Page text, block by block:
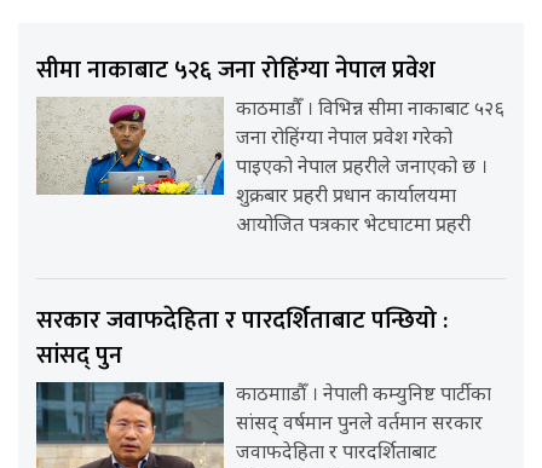
सीमा नाकाबाट ५२६ जना रोहिंग्या नेपाल प्रवेश
काठमाडौँ । विभिन्न सीमा नाकाबाट ५२६
जना रोहिंग्या नेपाल प्रवेश गरेको
पाइएको नेपाल प्रहरीले जनाएको छ ।
शुक्रबार प्रहरी प्रधान कार्यालयमा
आयोजित पत्रकार भेटघाटमा प्रहरी
सरकार जवाफदेहिता र पारदर्शिताबाट पन्छियो :
सांसद् पुन
काठमााडौँ । नेपाली कम्युनिष्ट पार्टीका
सांसद् वर्षमान पुनले वर्तमान सरकार
जवाफदेहिता र पारदर्शिताबाट